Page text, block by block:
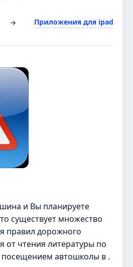
→
Приложения для ipad
и Вы планируете
существует множество
правил дорожного
от чтения литературы по
автошколы в .